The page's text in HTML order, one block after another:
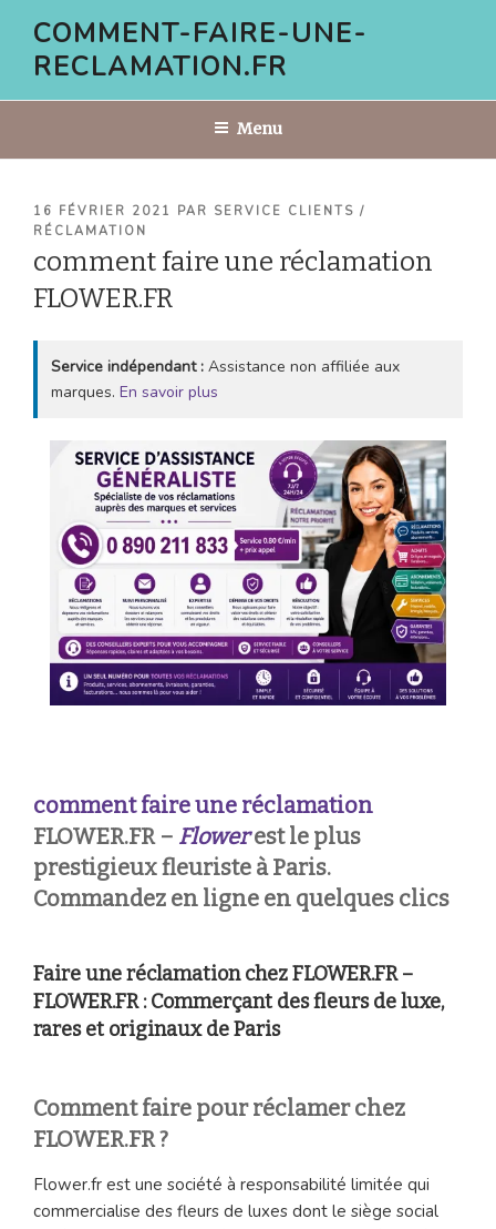
contenu
COMMENT-FAIRE-UNE-
RECLAMATION.FR
Menu
PUBLIÉ
LE
16 FÉVRIER 2021 PAR SERVICE CLIENTS /
RÉCLAMATION
comment faire une réclamation
FLOWER.FR
Service indépendant : Assistance non affiliée aux
marques. En savoir plus
comment faire une réclamation
FLOWER.FR – Flowerest le plus
prestigieux fleuriste à Paris.
Commandez en ligne en quelques clics
Faire une réclamation chez FLOWER.FR –
FLOWER.FR : Commerçant des fleurs de luxe,
rares et originaux de Paris
Comment faire pour réclamer chez
FLOWER.FR ?
Flower.fr est une société à responsabilité limitée qui
commercialise des fleurs de luxes dont le siège social